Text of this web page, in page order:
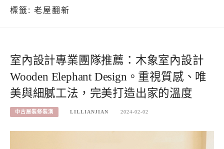
標籤: 老屋翻新
室內設計專業團隊推薦：木象室內設計
Wooden Elephant Design。重視質感、唯
美與細膩工法，完美打造出家的溫度
中古屋裝修裝潢 LILLIANJIAN 2024-02-02